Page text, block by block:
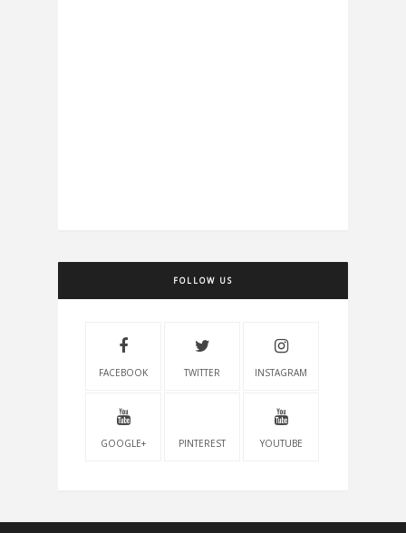
FOLLOW US
FACEBOOK TWITTER INSTAGRAM
GOOGLE+ PINTEREST YOUTUBE